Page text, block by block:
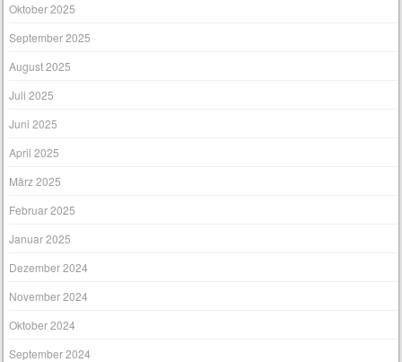
Oktober 2025
September 2025
August 2025
Juli 2025
Juni 2025
April 2025
März 2025
Februar 2025
Januar 2025
Dezember 2024
November 2024
Oktober 2024
September 2024